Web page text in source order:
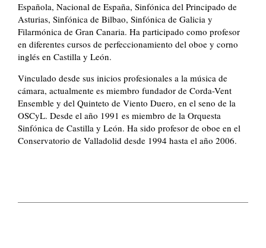
Española, Nacional de España, Sinfónica del Principado de
Asturias, Sinfónica de Bilbao, Sinfónica de Galicia y
Filarmónica de Gran Canaria. Ha participado como profesor
en diferentes cursos de perfeccionamiento del oboe y corno
inglés en Castilla y León.
Vinculado desde sus inicios profesionales a la música de
cámara, actualmente es miembro fundador de Corda-Vent
Ensemble y del Quinteto de Viento Duero, en el seno de la
OSCyL. Desde el año 1991 es miembro de la Orquesta
Sinfónica de Castilla y León. Ha sido profesor de oboe en el
Conservatorio de Valladolid desde 1994 hasta el año 2006.